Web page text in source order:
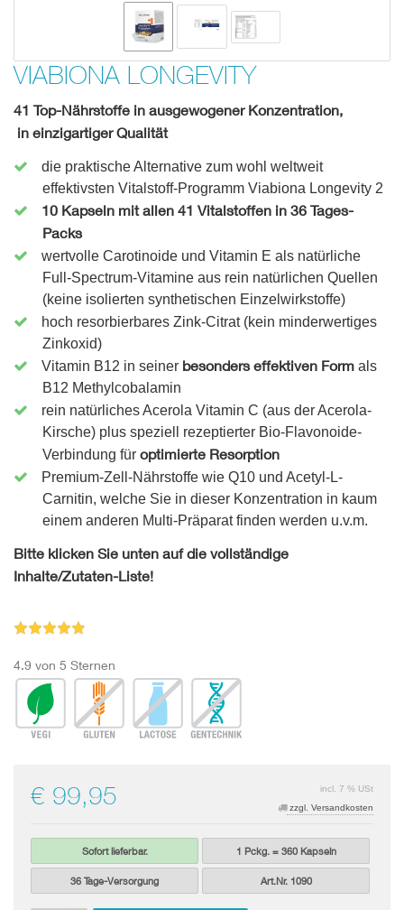
VIABIONA LONGEVITY
41 Top-Nährstoffe in ausgewogener Konzentration,
in einzigartiger Qualität
die praktische Alternative zum wohl weltweit
effektivsten Vitalstoff-Programm Viabiona Longevity 2
10 Kapseln mit allen 41 Vitalstoffen in 36 Tages-
Packs
wertvolle Carotinoide und Vitamin E als natürliche
Full-Spectrum-Vitamine aus rein natürlichen Quellen
(keine isolierten synthetischen Einzelwirkstoffe)
hoch resorbierbares Zink-Citrat (kein minderwertiges
Zinkoxid)
Vitamin B12 in seiner besonders effektiven Form als
B12 Methylcobalamin
rein natürliches Acerola Vitamin C (aus der Acerola-
Kirsche) plus speziell rezeptierter Bio-Flavonoide-
Verbindung für optimierte Resorption
Premium-Zell-Nährstoffe wie Q10 und Acetyl-L-
Carnitin, welche Sie in dieser Konzentration in kaum
einem anderen Multi-Präparat finden werden u.v.m.
Bitte klicken Sie unten auf die vollständige
Inhalte/Zutaten-Liste!
4.9 von 5 Sternen
incl. 7 % USt
zzgl. Versandkosten
€ 99,95
Sofort lieferbar. 1 Pckg. = 360 Kapseln
36 Tage-Versorgung Art.Nr. 1090